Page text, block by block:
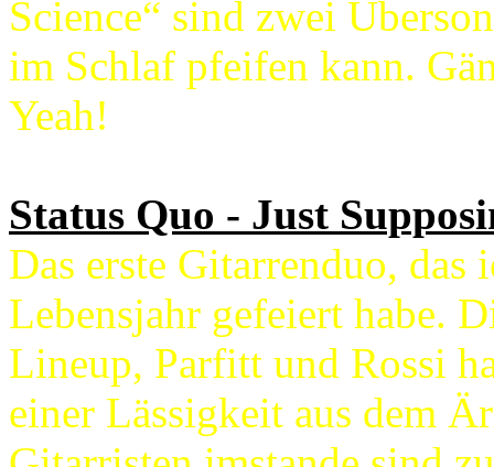
Science“ sind zwei
im Schlaf pfeifen kann.
Yeah!
Status Quo - Just
Das erste Gitarrenduo, das
Lebensjahr gefeiert habe.
Lineup, Parfitt und Rossi
einer Lässigkeit aus dem